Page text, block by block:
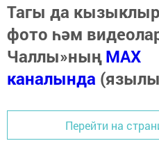
Тагы да
фото һәм
Чаллы»ныңMAX
каналында
Перейти на